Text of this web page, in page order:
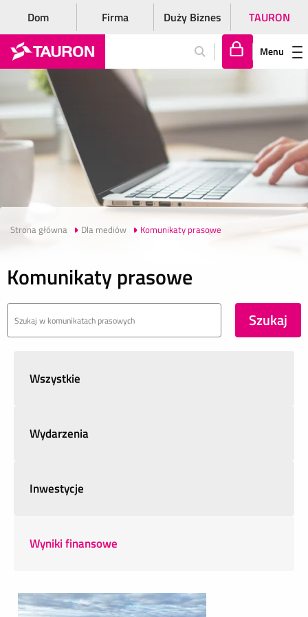
Dom Firma Duży Biznes TAURON
lo
gu
j
si
ę
Menu
Strona główna Dla mediów Komunikaty prasowe
Komunikaty prasowe
Wszystkie
Wydarzenia
Inwestycje
Wyniki finansowe